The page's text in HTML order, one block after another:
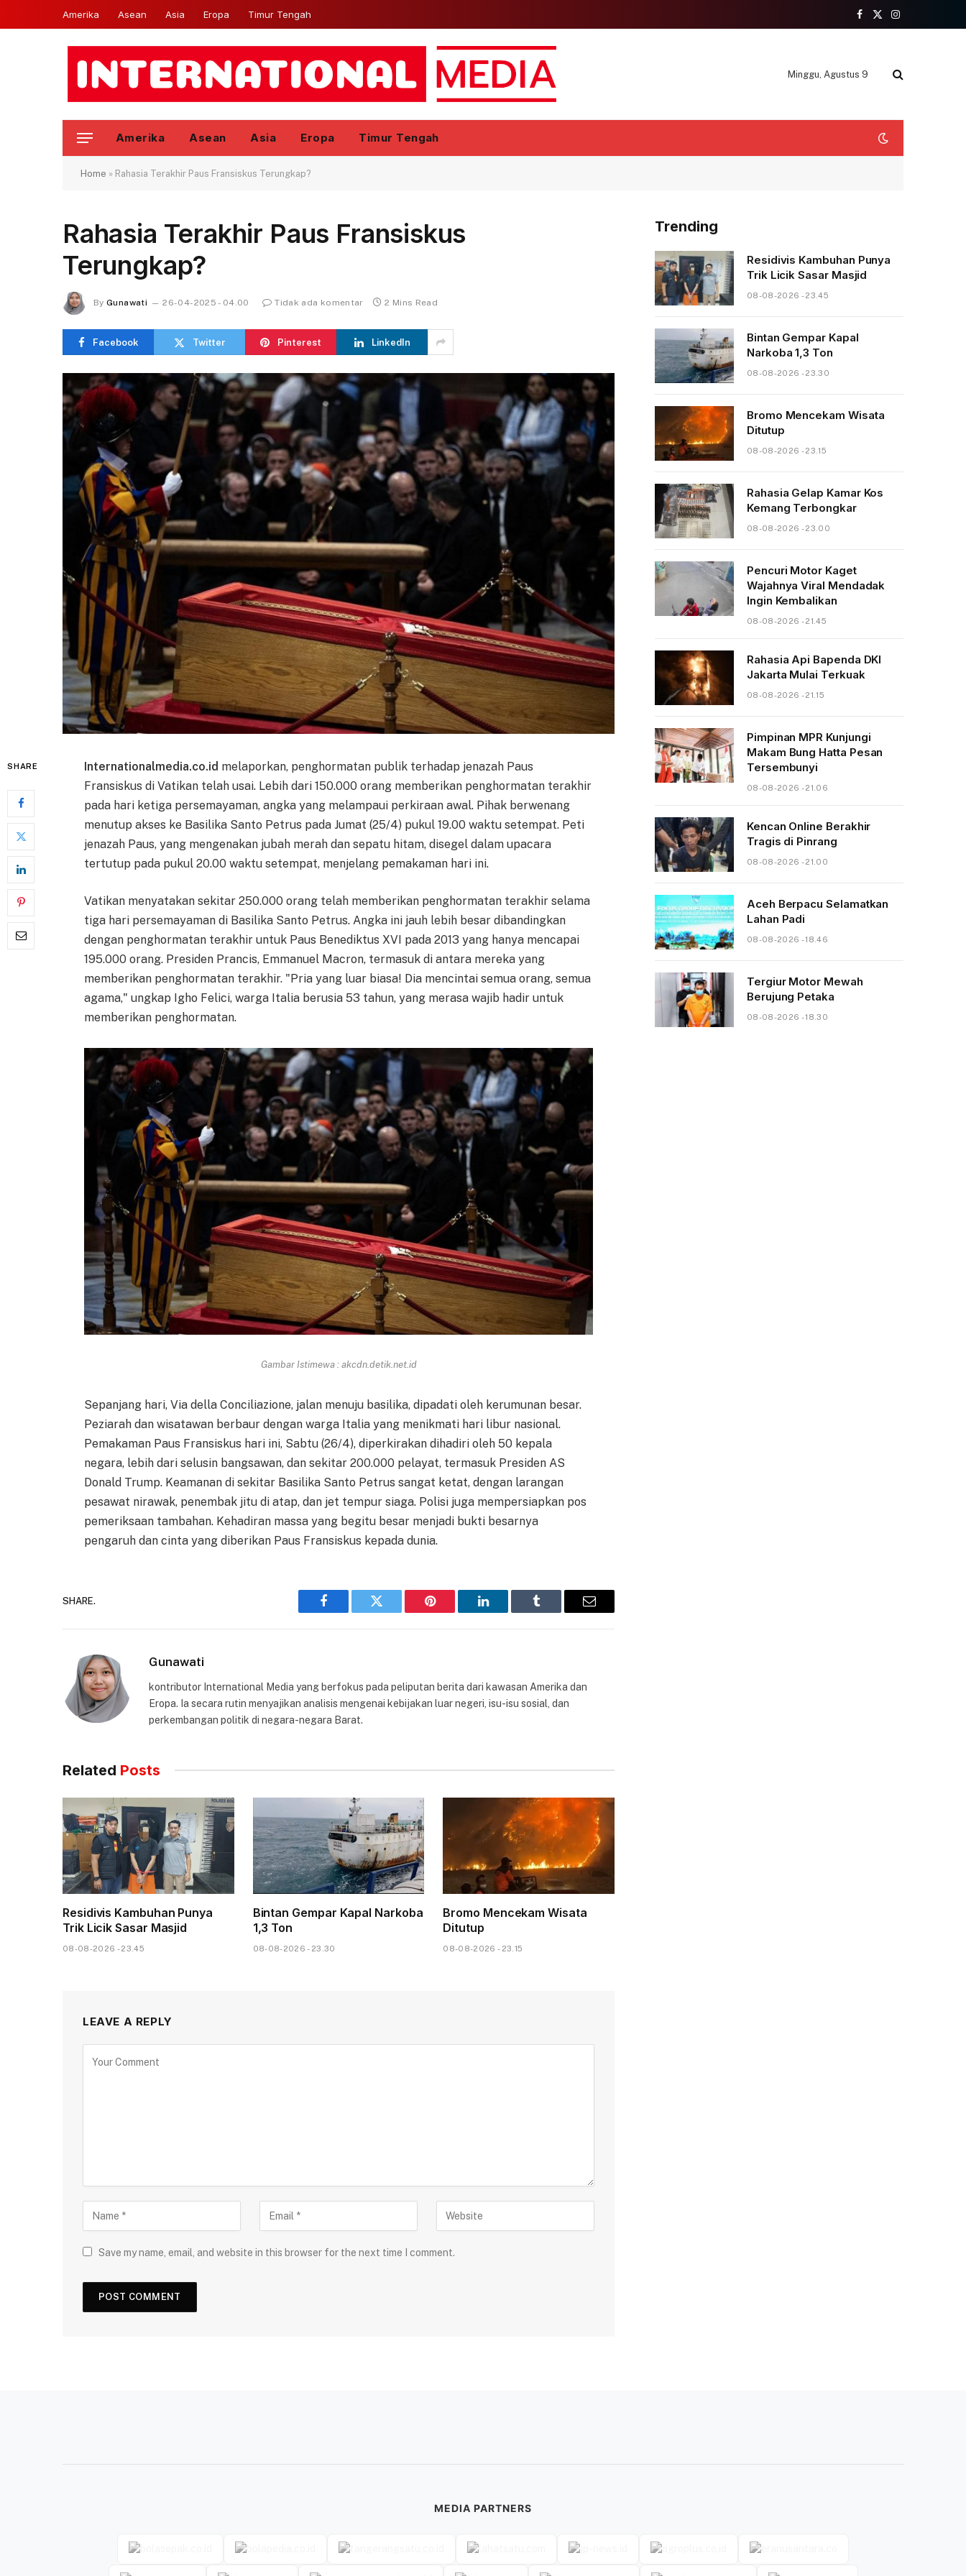
Amerika Asean Asia Eropa Timur Tengah
Facebook
X
Instagram
Minggu, Agustus 9
Amerika Asean Asia Eropa Timur Tengah
Home » Rahasia Terakhir Paus Fransiskus Terungkap?
Rahasia Terakhir Paus Fransiskus
Terungkap?
By Gunawati 26-04-2025 - 04.00 Tidak ada komentar 2 Mins Read
Facebook Twitter Pinterest LinkedIn
SHARE Internationalmedia.co.id melaporkan, penghormatan publik terhadap jenazah Paus
Fransiskus di Vatikan telah usai. Lebih dari 150.000 orang memberikan penghormatan terakhir
pada hari ketiga persemayaman, angka yang melampaui perkiraan awal. Pihak berwenang
menutup akses ke Basilika Santo Petrus pada Jumat (25/4) pukul 19.00 waktu setempat. Peti
jenazah Paus, yang mengenakan jubah merah dan sepatu hitam, disegel dalam upacara
tertutup pada pukul 20.00 waktu setempat, menjelang pemakaman hari ini.
Vatikan menyatakan sekitar 250.000 orang telah memberikan penghormatan terakhir selama
tiga hari persemayaman di Basilika Santo Petrus. Angka ini jauh lebih besar dibandingkan
dengan penghormatan terakhir untuk Paus Benediktus XVI pada 2013 yang hanya mencapai
195.000 orang. Presiden Prancis, Emmanuel Macron, termasuk di antara mereka yang
memberikan penghormatan terakhir. "Pria yang luar biasa! Dia mencintai semua orang, semua
agama," ungkap Igho Felici, warga Italia berusia 53 tahun, yang merasa wajib hadir untuk
memberikan penghormatan.
Gambar Istimewa : akcdn.detik.net.id
Sepanjang hari, Via della Conciliazione, jalan menuju basilika, dipadati oleh kerumunan besar.
Peziarah dan wisatawan berbaur dengan warga Italia yang menikmati hari libur nasional.
Pemakaman Paus Fransiskus hari ini, Sabtu (26/4), diperkirakan dihadiri oleh 50 kepala
negara, lebih dari selusin bangsawan, dan sekitar 200.000 pelayat, termasuk Presiden AS
Donald Trump. Keamanan di sekitar Basilika Santo Petrus sangat ketat, dengan larangan
pesawat nirawak, penembak jitu di atap, dan jet tempur siaga. Polisi juga mempersiapkan pos
pemeriksaan tambahan. Kehadiran massa yang begitu besar menjadi bukti besarnya
pengaruh dan cinta yang diberikan Paus Fransiskus kepada dunia.
SHARE.
Facebook Twitter Pinterest LinkedIn Tumblr Email
Gunawati
kontributor International Media yang berfokus pada peliputan berita dari kawasan Amerika dan
Eropa. Ia secara rutin menyajikan analisis mengenai kebijakan luar negeri, isu-isu sosial, dan
perkembangan politik di negara-negara Barat.
Related Posts
Residivis Kambuhan Punya
Trik Licik Sasar Masjid
08-08-2026 - 23.45
Bintan Gempar Kapal Narkoba
1,3 Ton
08-08-2026 - 23.30
Bromo Mencekam Wisata
Ditutup
08-08-2026 - 23.15
LEAVE A REPLY
Save my name, email, and website in this browser for the next time I comment.
Trending
Residivis Kambuhan Punya
Trik Licik Sasar Masjid
08-08-2026 - 23.45
Bintan Gempar Kapal
Narkoba 1,3 Ton
08-08-2026 - 23.30
Bromo Mencekam Wisata
Ditutup
08-08-2026 - 23.15
Rahasia Gelap Kamar Kos
Kemang Terbongkar
08-08-2026 - 23.00
Pencuri Motor Kaget
Wajahnya Viral Mendadak
Ingin Kembalikan
08-08-2026 - 21.45
Rahasia Api Bapenda DKI
Jakarta Mulai Terkuak
08-08-2026 - 21.15
Pimpinan MPR Kunjungi
Makam Bung Hatta Pesan
Tersembunyi
08-08-2026 - 21.06
Kencan Online Berakhir
Tragis di Pinrang
08-08-2026 - 21.00
Aceh Berpacu Selamatkan
Lahan Padi
08-08-2026 - 18.46
Tergiur Motor Mewah
Berujung Petaka
08-08-2026 - 18.30
MEDIA PARTNERS